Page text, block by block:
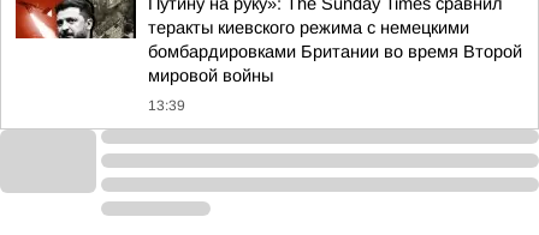
теракты киевского режима с немецкими
бомбардировками Британии во время Второй
мировой войны
13:39